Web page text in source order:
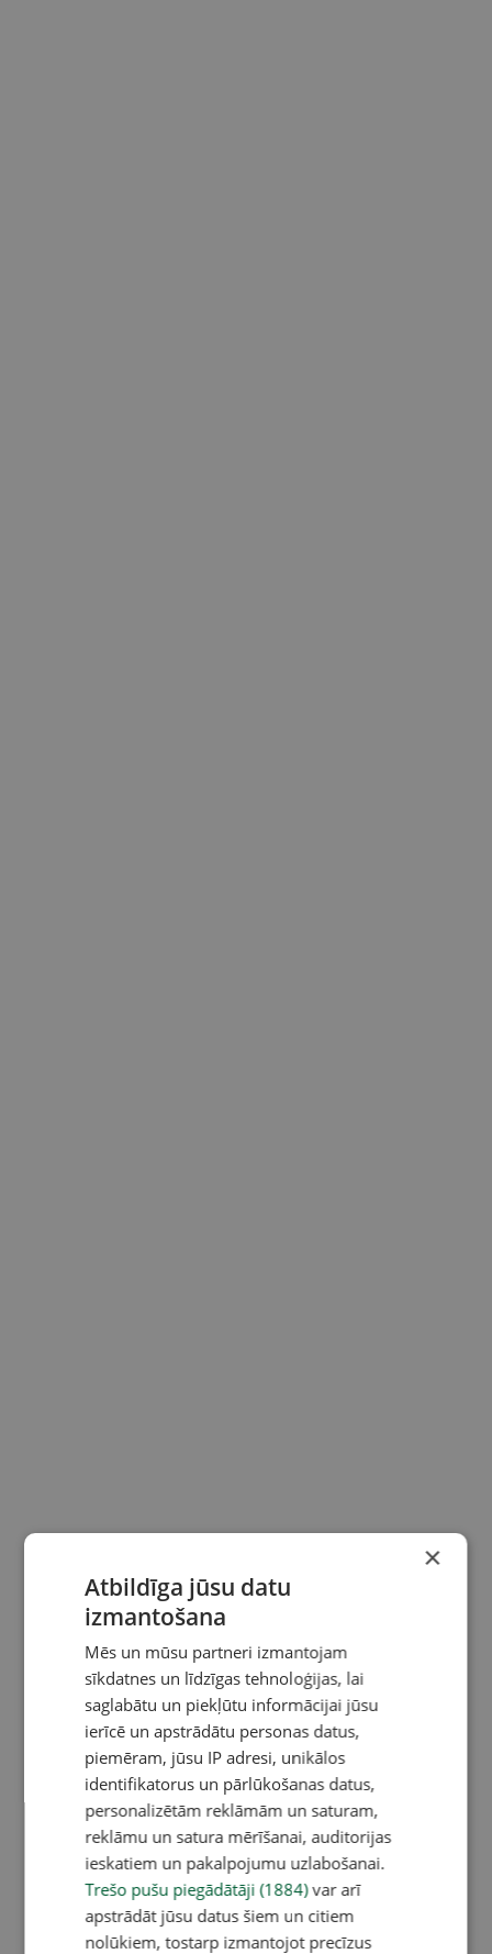
×
Atbildīga jūsu datu
izmantošana
Mēs un mūsu partneri izmantojam
sīkdatnes un līdzīgas tehnoloģijas, lai
saglabātu un piekļūtu informācijai jūsu
ierīcē un apstrādātu personas datus,
piemēram, jūsu IP adresi, unikālos
identifikatorus un pārlūkošanas datus,
personalizētām reklāmām un saturam,
reklāmu un satura mērīšanai, auditorijas
ieskatiem un pakalpojumu uzlabošanai.
Trešo pušu piegādātāji (1884)var arī
apstrādāt jūsu datus šiem un citiem
nolūkiem, tostarp izmantojot precīzus